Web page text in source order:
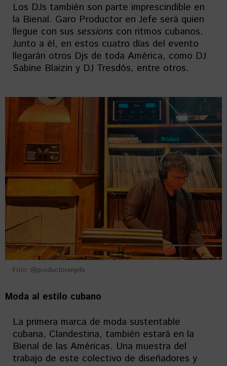
Los DJs también son parte imprescindible en
la Bienal. Garo Productor en Jefe será quien
llegue con sus sessions con ritmos cubanos.
Junto a él, en estos cuatro días del evento
llegarán otros Djs de toda América, como DJ
Sabine Blaizin y DJ Tresdós, entre otros.
Foto: @productorenjefe
Moda al estilo cubano
La primera marca de moda sustentable
cubana, Clandestina, también estará en la
Bienal de las Américas. Una muestra del
trabajo de este colectivo de diseñadores y